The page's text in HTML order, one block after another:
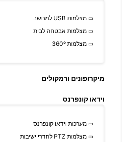
מצלמות USB למחשב
מצלמות אבטחה לבית
מצלמות 360º
מיקרופונים ורמקולים
וידאו קונפרנס
מערכות וידאו קונפרנס
מצלמות PTZ לחדרי ישיבות